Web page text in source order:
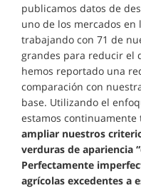
publicamos datos de
uno de los mercados en
trabajando con 71 de
grandes para reducir el
hemos reportado una
comparación con
base. Utilizando el
estamos continuamente
ampliar nuestros
verduras de apariencia
Perfectamente
agrícolas excedentes a